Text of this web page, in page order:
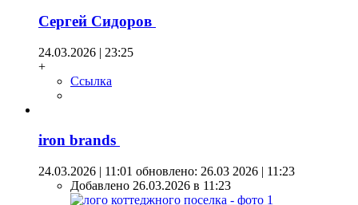
Сергей Сидоров
24.03.2026 | 23:25
+
Ссылка
iron brands
24.03.2026 | 11:01 обновлено: 26.03 2026 | 11:23
Добавлено 26.03.2026 в 11:23